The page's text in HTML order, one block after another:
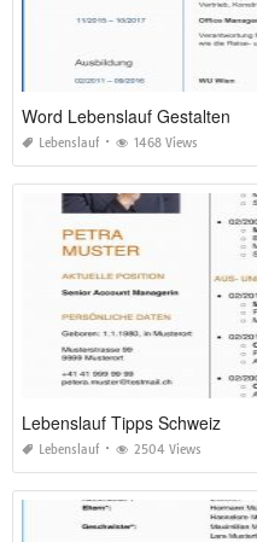
Word Lebenslauf Gestalten
Lebenslauf 1468 Views
Lebenslauf Tipps Schweiz
Lebenslauf 2504 Views